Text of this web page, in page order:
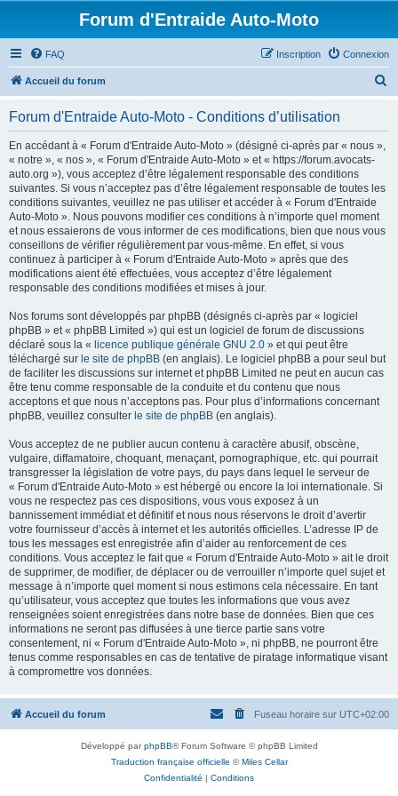
Forum d'Entraide Auto-Moto
FAQ Connexion
Inscription
Accueil du forum
Forum d'Entraide Auto-Moto - Conditions d’utilisation
En accédant à « Forum d'Entraide Auto-Moto » (désigné ci-après par « nous »,
« notre », « nos », « Forum d'Entraide Auto-Moto » et « https://forum.avocats-
auto.org »), vous acceptez d’être légalement responsable des conditions
suivantes. Si vous n’acceptez pas d’être légalement responsable de toutes les
conditions suivantes, veuillez ne pas utiliser et accéder à « Forum d'Entraide
Auto-Moto ». Nous pouvons modifier ces conditions à n’importe quel moment
et nous essaierons de vous informer de ces modifications, bien que nous vous
conseillons de vérifier régulièrement par vous-même. En effet, si vous
continuez à participer à « Forum d'Entraide Auto-Moto » après que des
modifications aient été effectuées, vous acceptez d’être légalement
responsable des conditions modifiées et mises à jour.
Nos forums sont développés par phpBB (désignés ci-après par « logiciel
phpBB » et « phpBB Limited ») qui est un logiciel de forum de discussions
déclaré sous la « licence publique générale GNU 2.0 » et qui peut être
téléchargé sur le site de phpBB (en anglais). Le logiciel phpBB a pour seul but
de faciliter les discussions sur internet et phpBB Limited ne peut en aucun cas
être tenu comme responsable de la conduite et du contenu que nous
acceptons et que nous n’acceptons pas. Pour plus d’informations concernant
phpBB, veuillez consulter le site de phpBB (en anglais).
Vous acceptez de ne publier aucun contenu à caractère abusif, obscène,
vulgaire, diffamatoire, choquant, menaçant, pornographique, etc. qui pourrait
transgresser la législation de votre pays, du pays dans lequel le serveur de
« Forum d'Entraide Auto-Moto » est hébergé ou encore la loi internationale. Si
vous ne respectez pas ces dispositions, vous vous exposez à un
bannissement immédiat et définitif et nous nous réservons le droit d’avertir
votre fournisseur d’accès à internet et les autorités officielles. L’adresse IP de
tous les messages est enregistrée afin d’aider au renforcement de ces
conditions. Vous acceptez le fait que « Forum d'Entraide Auto-Moto » ait le droit
de supprimer, de modifier, de déplacer ou de verrouiller n’importe quel sujet et
message à n’importe quel moment si nous estimons cela nécessaire. En tant
qu’utilisateur, vous acceptez que toutes les informations que vous avez
renseignées soient enregistrées dans notre base de données. Bien que ces
informations ne seront pas diffusées à une tierce partie sans votre
consentement, ni « Forum d'Entraide Auto-Moto », ni phpBB, ne pourront être
tenus comme responsables en cas de tentative de piratage informatique visant
à compromettre vos données.
Accueil du forum Fuseau horaire sur UTC+02:00
Développé parphpBB® Forum Software © phpBB Limited
Traduction française officielle ©Miles Cellar
Confidentialité | Conditions